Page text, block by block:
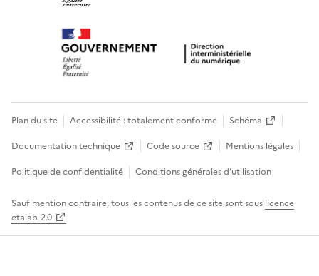
Plan du site Accessibilité : totalement conforme
Schéma
Documentation technique
Code source
Mentions légales
Politique de confidentialité
Conditions générales d’utilisation
Sauf mention contraire, tous les contenus de ce site sont sous licence
etalab-2.0